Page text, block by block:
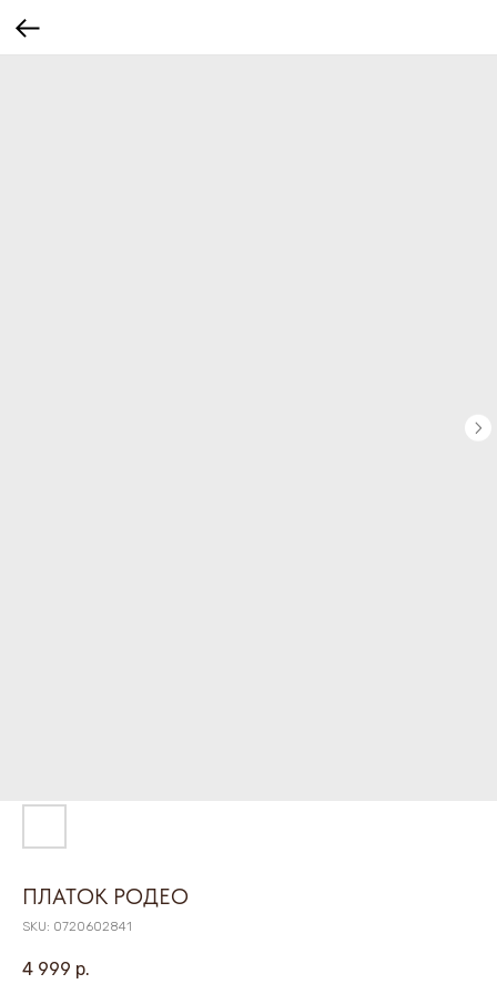
ПЛАТОК РОДЕО
SKU: 0720602841
4 999 р.